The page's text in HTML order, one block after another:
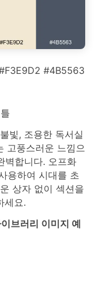
#4B5563
빛, 조용한 독서실
고풍스러운 느낌으
벽합니다. 오프화
용하여 시대를 초
상자 없이 섹션을
세요.
브러리 이미지 예